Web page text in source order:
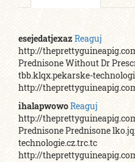
esejedatjexaz Reaguj
http://
Prednisone Without Dr
tbb.klqx.pekarske-
http://
ihalapwowoReaguj
http://
Prednisone Prednisone
technologie.cz.trc.tc
http://